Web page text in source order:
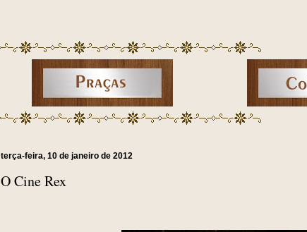
terça-feira, 10 de janeiro de 2012
O Cine Rex